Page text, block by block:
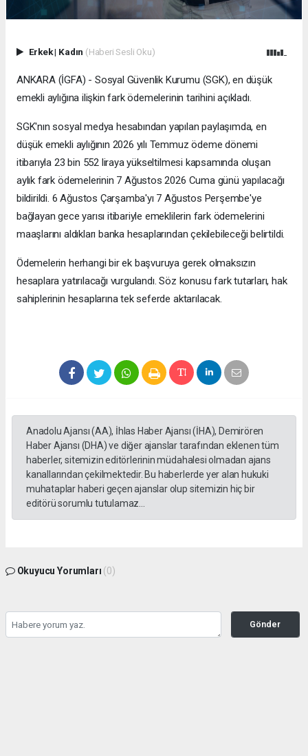
Erkek| Kadın (Haberi Sesli Oku)
ANKARA (İGFA) - Sosyal Güvenlik Kurumu (SGK), en düşük
emekli aylığına ilişkin fark ödemelerinin tarihini açıkladı.
SGK'nın sosyal medya hesabından yapılan paylaşımda, en
düşük emekli aylığının 2026 yılı Temmuz ödeme dönemi
itibarıyla 23 bin 552 liraya yükseltilmesi kapsamında oluşan
aylık fark ödemelerinin 7 Ağustos 2026 Cuma günü yapılacağı
bildirildi. 6 Ağustos Çarşamba'yı 7 Ağustos Perşembe'ye
bağlayan gece yarısı itibariyle emeklilerin fark ödemelerini
maaşlarını aldıkları banka hesaplarından çekilebileceği belirtildi.
Ödemelerin herhangi bir ek başvuruya gerek olmaksızın
hesaplara yatırılacağı vurgulandı. Söz konusu fark tutarları, hak
sahiplerinin hesaplarına tek seferde aktarılacak.
Anadolu Ajansı (AA), İhlas Haber Ajansı (İHA), Demirören
Haber Ajansı (DHA) ve diğer ajanslar tarafından eklenen tüm
haberler, sitemizin editörlerinin müdahalesi olmadan ajans
kanallarından çekilmektedir. Bu haberlerde yer alan hukuki
muhataplar haberi geçen ajanslar olup sitemizin hiç bir
editörü sorumlu tutulamaz...
Okuyucu Yorumları (0)
Gönder